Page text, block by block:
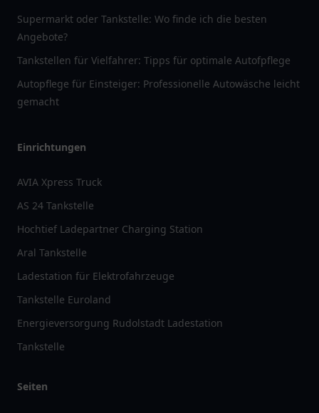
Supermarkt oder Tankstelle: Wo finde ich die besten
Angebote?
Tankstellen für Vielfahrer: Tipps für optimale Autofpflege
Autopflege für Einsteiger: Professionelle Autowäsche leicht
gemacht
Einrichtungen
AVIA Xpress Truck
AS 24 Tankstelle
Hochtief Ladepartner Charging Station
Aral Tankstelle
Ladestation für Elektrofahrzeuge
Tankstelle Euroland
Energieversorgung Rudolstadt Ladestation
Tankstelle
Seiten